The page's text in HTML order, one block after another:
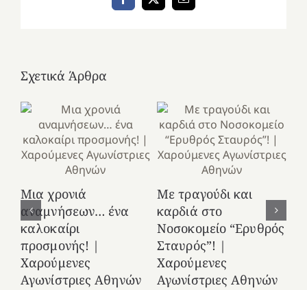
Facebook
X Email
Σχετικά Άρθρα
Μια χρονιά
αναμνήσεων… ένα
καλοκαίρι
προσμονής! |
Χαρούμενες
Αγωνίστριες Αθηνών
Με τραγούδι και
καρδιά στο
Νοσοκομείο “Ερυθρός
Σταυρός”! |
Χαρούμενες
Αγωνίστριες Αθηνών